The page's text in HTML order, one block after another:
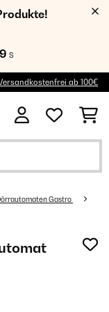
S
ab 100€
Gastro